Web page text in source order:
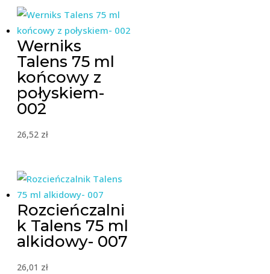
Werniks
Talens 75 ml
końcowy z
połyskiem-
002
26,52 zł
Rozcieńczalni
k Talens 75 ml
alkidowy- 007
26,01 zł